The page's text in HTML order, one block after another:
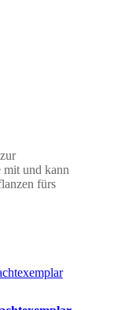
mit und kann
fürs